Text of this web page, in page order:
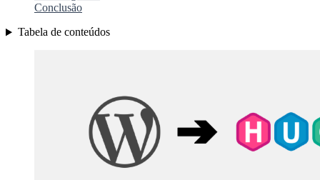
Conclusão
Tabela de conteúdos